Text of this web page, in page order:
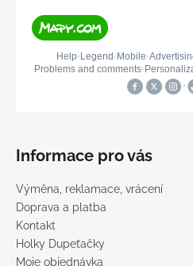
Informace pro vás
Výměna, reklamace, vrácení
Doprava a platba
Kontakt
Holky Dupeťačky
Moje objednávka